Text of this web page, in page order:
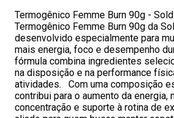
Termogênico Femme Burn 90g -
Termogênico Femme Burn 90g da
desenvolvido especialmente para
mais energia, foco e desempenho
fórmula combina ingredientes
na disposição e na performance
atividades. Com uma composição
contribui para o aumento da energia,
concentração e suporte à rotina de